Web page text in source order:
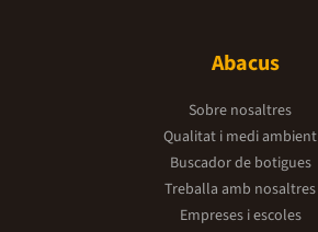
Abacus
Sobre nosaltres
Qualitat i medi ambient
Buscador de botigues
Treballa amb nosaltres
Empreses i escoles